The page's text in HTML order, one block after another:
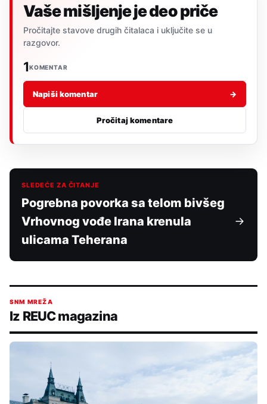
Vaše mišljenje je deo priče
Pročitajte stavove drugih čitalaca i uključite se u
razgovor.
1KOMENTAR
Napiši komentar →
Pročitaj komentare
SLEDEĆE ZA ČITANJE
Pogrebna povorka sa telom bivšeg
Vrhovnog vođe Irana krenula
ulicama Teherana
SNM MREŽA
Iz REUC magazina